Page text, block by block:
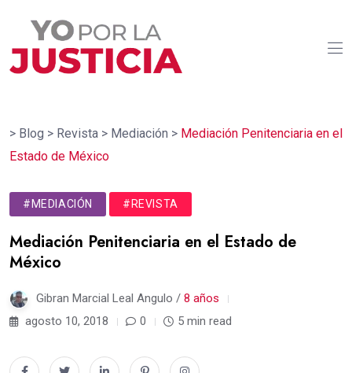
> Blog > Revista > Mediación > Mediación Penitenciaria en el
Estado de México
#MEDIACIÓN #REVISTA
Mediación Penitenciaria en el Estado de
México
Gibran Marcial Leal Angulo / 8 años
agosto 10, 2018
0 5 min read